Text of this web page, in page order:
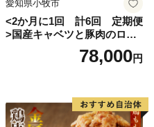
愛知県小牧市
<2か月に1回 計6回 定期便
>国産キャベツと豚肉のロー
ルキャベツ（4P入り）
78,000円